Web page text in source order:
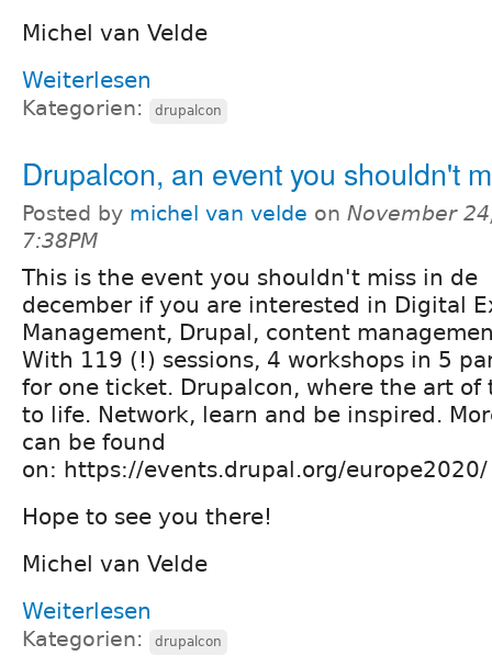
Michel van Velde
Weiterlesen
Kategorien: drupalcon
Drupalcon, an event you shouldn't
Posted by michel van velde on November
7:38PM
This is the event you shouldn't miss in de
december if you are interested in Digital
Management, Drupal, content
With 119 (!) sessions, 4 workshops in 5
for one ticket. Drupalcon, where the art of
to life. Network, learn and be inspired.
can be found
on: https://events.drupal.org/
Hope to see you there!
Michel van Velde
Weiterlesen
Kategorien: drupalcon